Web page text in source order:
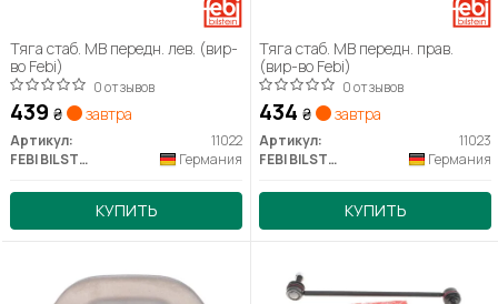
Тяга стаб. MB передн. лев. (вир-
во Febi)
0 отзывов
439 ₴ завтра
Артикул:
11022
FEBI BILSTEIN
Германия
КУПИТЬ
Тяга стаб. MB передн. прав.
(вир-во Febi)
0 отзывов
434 ₴ завтра
Артикул:
11023
FEBI BILSTEIN
Германия
КУПИТЬ